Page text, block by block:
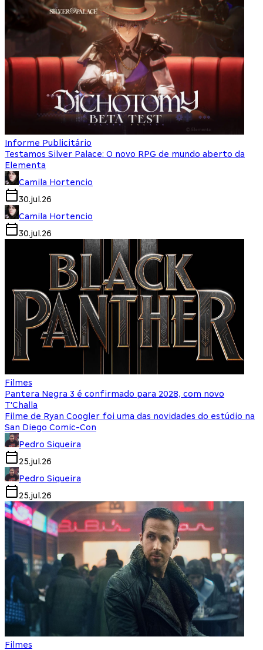
Informe Publicitário
Testamos Silver Palace: O novo RPG de mundo aberto da
Elementa
Camila Hortencio
30.jul.26
Camila Hortencio
30.jul.26
Filmes
Pantera Negra 3 é confirmado para 2028, com novo
T'Challa
Filme de Ryan Coogler foi uma das novidades do estúdio na
San Diego Comic-Con
Pedro Siqueira
25.jul.26
Pedro Siqueira
25.jul.26
Filmes